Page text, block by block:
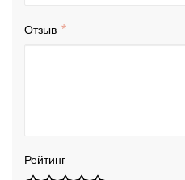
Отзыв
Рейтинг